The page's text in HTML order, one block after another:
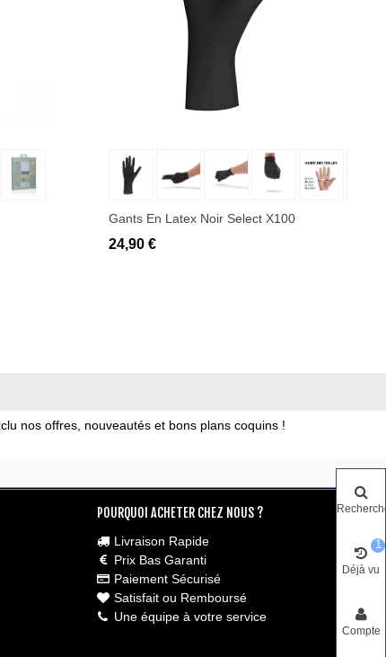
Gants En Latex Noir Select X100
24,90 €
nos offres, nouveautés et bons plans coquins !
POURQUOI ACHETER CHEZ NOUS ?
Livraison Rapide
Prix Bas Garanti
Paiement Sécurisé
Satisfait ou Remboursé
Une équipe à votre service
Déjà vu
1
Compte